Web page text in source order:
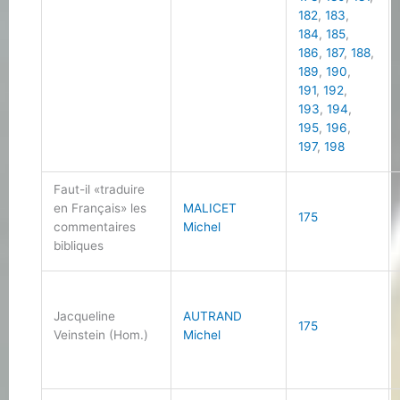
182,183,
184,185,
186,187,188,
189,190,
191,192,
193,194,
195,196,
197,198
Faut-il «traduire
en Français» les
commentaires
bibliques
MALICET
Michel
175
Jacqueline
Veinstein (Hom.)
AUTRAND
Michel
175